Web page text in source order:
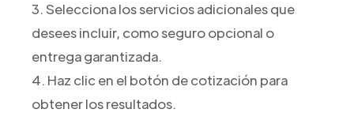
3. Selecciona los servicios adicionales que
desees incluir, como seguro opcional o
entrega garantizada.
4. Haz clic en el botón de cotización para
obtener los resultados.